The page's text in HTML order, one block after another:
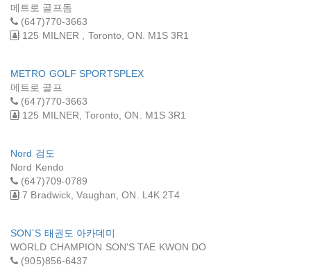
메트로 골프돔
(647)770-3663
125 MILNER , Toronto, ON. M1S 3R1
METRO GOLF SPORTSPLEX
메트로 골프
(647)770-3663
125 MILNER, Toronto, ON. M1S 3R1
Nord 검도
Nord Kendo
(647)709-0789
7 Bradwick, Vaughan, ON. L4K 2T4
SON`S 태권도 아카데미
WORLD CHAMPION SON'S TAE KWON DO
(905)856-6437